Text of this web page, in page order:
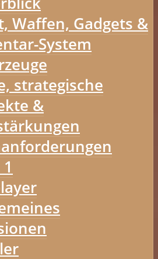
Waffen, Gadgets &
System
strategische
&